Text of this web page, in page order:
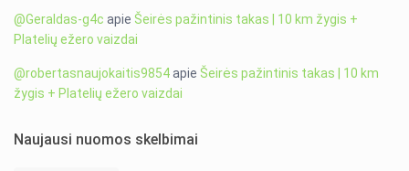
@Geraldas-g4c apie Šeirės pažintinis takas | 10 km žygis +
Platelių ežero vaizdai
@robertasnaujokaitis9854apie Šeirės pažintinis takas | 10 km
žygis + Platelių ežero vaizdai
Naujausi nuomos skelbimai